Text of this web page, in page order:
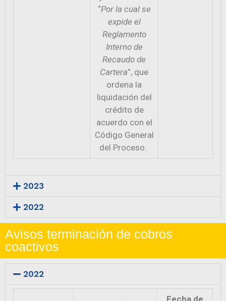
“Por la cual se
expide el
Reglamento
Interno de
Recaudo de
Cartera”, que
ordena la
liquidación del
crédito de
acuerdo con el
Código General
del Proceso.
2023
2022
Avisos terminación de cobros
coactivos
2022
Fecha de